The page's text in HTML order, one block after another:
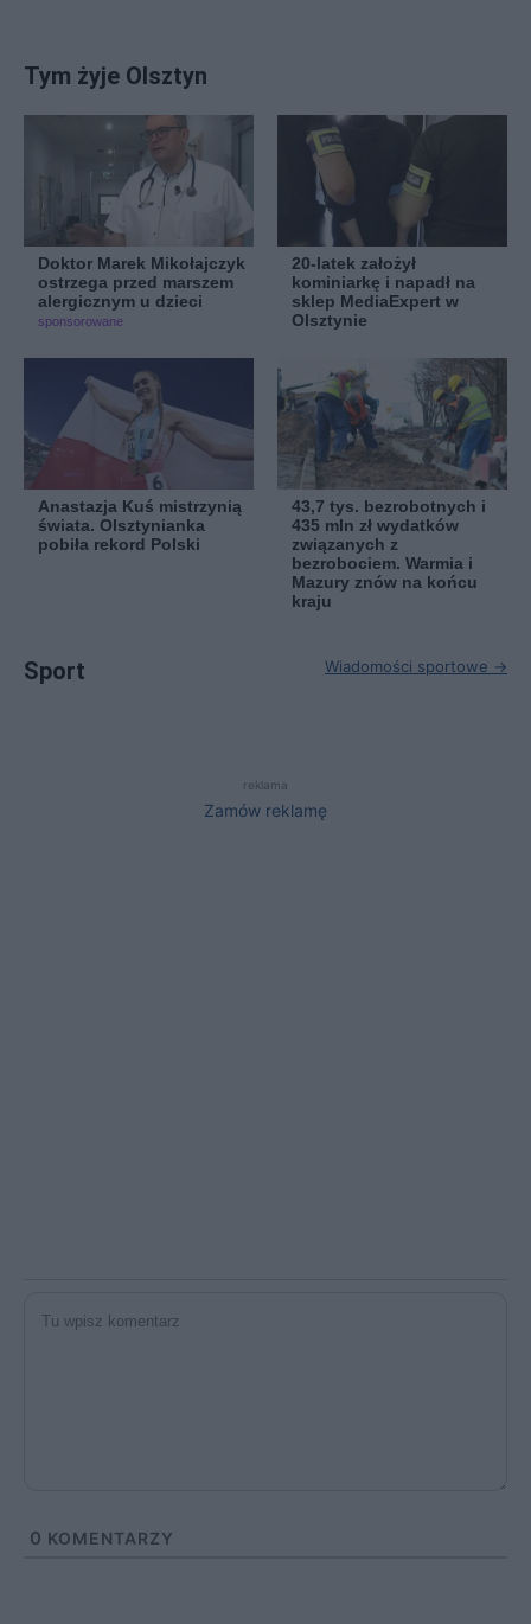
Tym żyje Olsztyn
Doktor Marek Mikołajczyk
ostrzega przed marszem
alergicznym u dzieci
sponsorowane
20-latek założył
kominiarkę i napadł na
sklep MediaExpert w
Olsztynie
Anastazja Kuś mistrzynią
świata. Olsztynianka
pobiła rekord Polski
43,7 tys. bezrobotnych i
435 mln zł wydatków
związanych z
bezrobociem. Warmia i
Mazury znów na końcu
kraju
Sport Wiadomości sportowe →
reklama
Zamów reklamę
0 KOMENTARZY